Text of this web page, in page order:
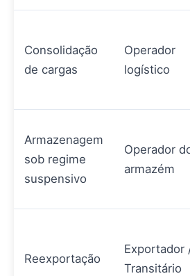
Consolidação
de cargas
Operador
logístico
Armazenagem
sob regime
suspensivo
Operador
armazém
Reexportação
Exportador
Transitário